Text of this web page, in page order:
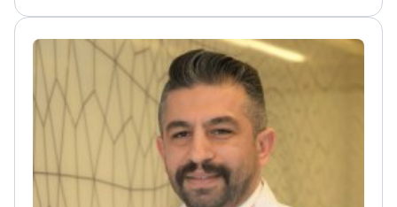
zu Krebserkrankungen des Magen-Darm-
TraktsGewinner des Preises für die beste mündliche
Präsentation und das beste Poster